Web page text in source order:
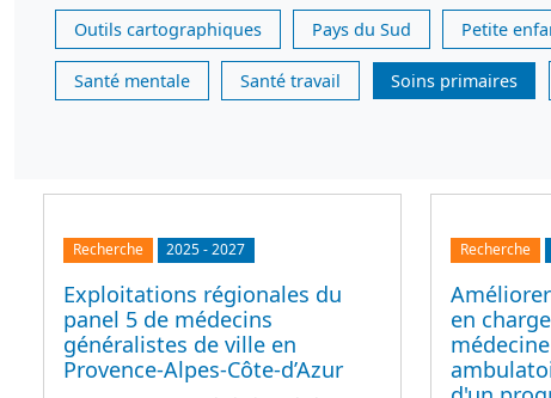
Outils cartographiques Pays du Sud Petite
Santé mentale Santé travail Soins primaires
Recherche 2025-2027
Exploitations régionales du
panel 5 de médecins
généralistes de ville en
Provence-Alpes-Côte-d’Azur
Recherche
en